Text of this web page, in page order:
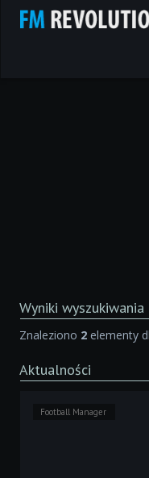
Wyniki wyszukiwania
Znaleziono 2 elementy
Aktualności
Football Manager